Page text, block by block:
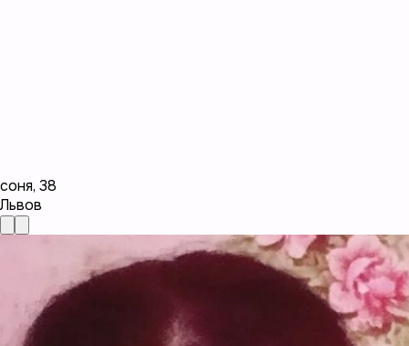
соня, 38
Львов